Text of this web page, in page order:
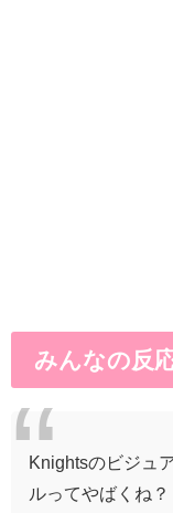
みんなの反
Knightsのビジュ
ルってやばくね？